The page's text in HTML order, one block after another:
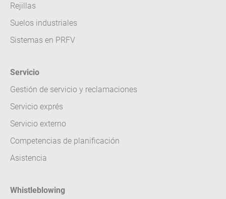
Rejillas
Suelos industriales
Sistemas en PRFV
Servicio
Gestión de servicio y reclamaciones
Servicio exprés
Servicio externo
Competencias de planificación
Asistencia
Whistleblowing